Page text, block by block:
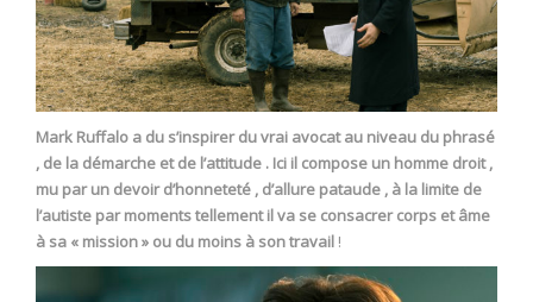
Mark Ruffalo a du s’inspirer du vrai avocat au niveau du phrasé
, de la démarche et de l’attitude . Ici il compose un homme droit ,
mu par un devoir d’honneteté , d’allure pataude , à la limite de
l’autiste par moments tellement il va se consacrer corps et âme
à sa « mission » ou du moins à son travail !